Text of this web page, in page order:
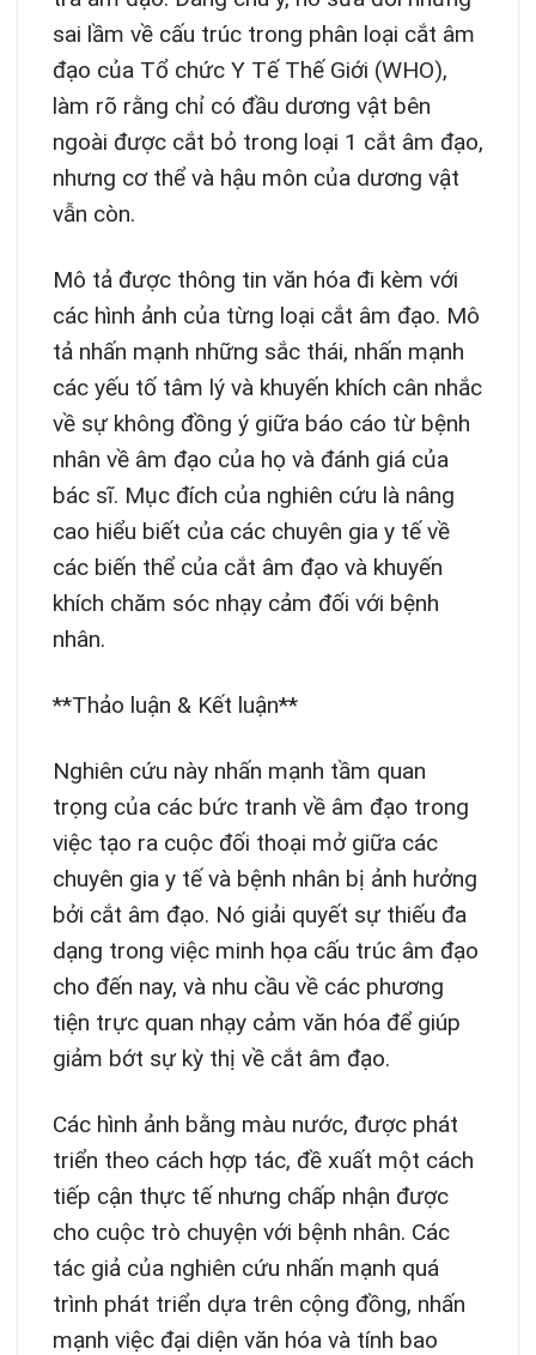
sai lầm về cấu trúc trong phân loại cắt âm
đạo của Tổ chức Y Tế Thế Giới (WHO),
làm rõ rằng chỉ có đầu dương vật bên
ngoài được cắt bỏ trong loại 1 cắt âm đạo,
nhưng cơ thể và hậu môn của dương vật
vẫn còn.
Mô tả được thông tin văn hóa đi kèm với
các hình ảnh của từng loại cắt âm đạo. Mô
tả nhấn mạnh những sắc thái, nhấn mạnh
các yếu tố tâm lý và khuyến khích cân nhắc
về sự không đồng ý giữa báo cáo từ bệnh
nhân về âm đạo của họ và đánh giá của
bác sĩ. Mục đích của nghiên cứu là nâng
cao hiểu biết của các chuyên gia y tế về
các biến thể của cắt âm đạo và khuyến
khích chăm sóc nhạy cảm đối với bệnh
nhân.
**Thảo luận & Kết luận**
Nghiên cứu này nhấn mạnh tầm quan
trọng của các bức tranh về âm đạo trong
việc tạo ra cuộc đối thoại mở giữa các
chuyên gia y tế và bệnh nhân bị ảnh hưởng
bởi cắt âm đạo. Nó giải quyết sự thiếu đa
dạng trong việc minh họa cấu trúc âm đạo
cho đến nay, và nhu cầu về các phương
tiện trực quan nhạy cảm văn hóa để giúp
giảm bớt sự kỳ thị về cắt âm đạo.
Các hình ảnh bằng màu nước, được phát
triển theo cách hợp tác, đề xuất một cách
tiếp cận thực tế nhưng chấp nhận được
cho cuộc trò chuyện với bệnh nhân. Các
tác giả của nghiên cứu nhấn mạnh quá
trình phát triển dựa trên cộng đồng, nhấn
mạnh việc đại diện văn hóa và tính bao